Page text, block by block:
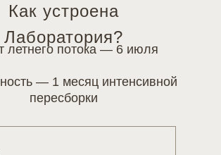
Как устроена
Лаборатория?
летнего потока — 6 июля
— 1 месяц интенсивной
пересборки